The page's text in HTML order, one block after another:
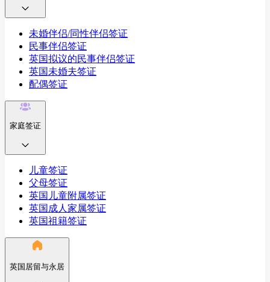
未婚伴侣/同性伴侣签证
民事伴侣签证
英国拟议的民事伴侣签证
英国未婚夫签证
配偶签证
家庭签证
儿童签证
父母签证
英国儿童附属签证
英国成人家属签证
英国祖籍签证
英国居留与永居